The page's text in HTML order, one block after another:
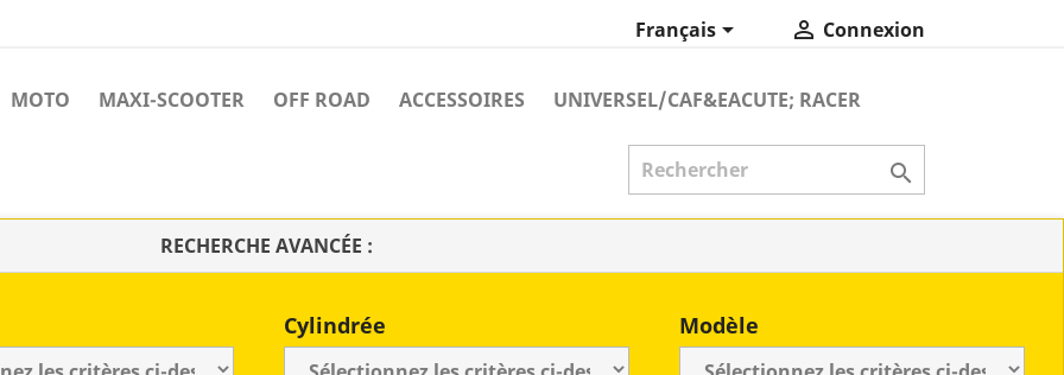
Français  Connexion
MOTO MAXI-SCOOTER OFF ROAD ACCESSOIRES UNIVERSEL/CAF&EACUTE; RACER

RECHERCHE AVANCÉE :
Cylindrée Modèle